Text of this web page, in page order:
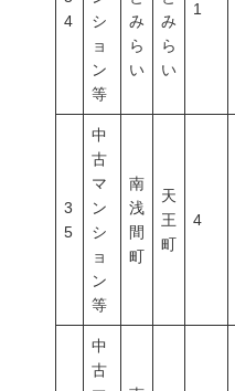
4
シ
ョ
ン
等
み
ら
い
み
ら
い
1
3
5
中
古
マ
ン
シ
ョ
ン
等
南
浅
間
町
天
王
町
4
中
古